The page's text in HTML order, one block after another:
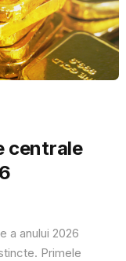
centrale
a anului 2026
Primele